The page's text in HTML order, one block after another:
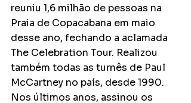
reuniu 1,6 milhão de pessoas na
Praia de Copacabana em maio
desse ano, fechando a aclamada
The Celebration Tour. Realizou
também todas as turnês de Paul
McCartney no país, desde 1990.
Nos últimos anos, assinou os